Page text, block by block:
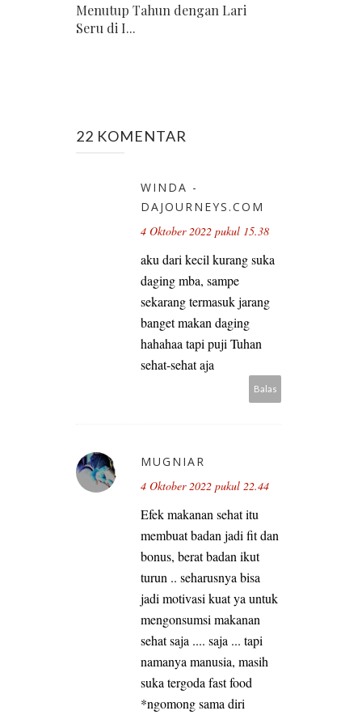
Menutup Tahun dengan Lari
Seru di I...
22 KOMENTAR
WINDA -
DAJOURNEYS.COM
4 Oktober 2022 pukul 15.38
aku dari kecil kurang suka
daging mba, sampe
sekarang termasuk jarang
banget makan daging
hahahaa tapi puji Tuhan
sehat-sehat aja
Balas
MUGNIAR
4 Oktober 2022 pukul 22.44
Efek makanan sehat itu
membuat badan jadi fit dan
bonus, berat badan ikut
turun .. seharusnya bisa
jadi motivasi kuat ya untuk
mengonsumsi makanan
sehat saja .... saja ... tapi
namanya manusia, masih
suka tergoda fast food
*ngomong sama diri